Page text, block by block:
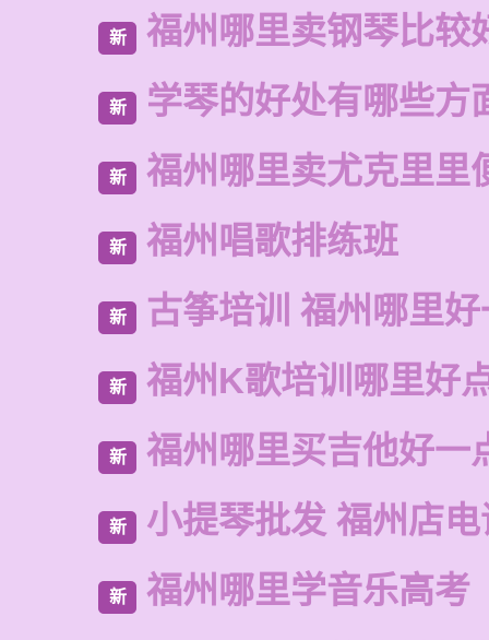
新 福州哪里卖钢琴比较
新 学琴的好处有哪些方
新 福州哪里卖尤克里里
新 福州唱歌排练班
新 古筝培训 福州哪里
新 福州K歌培训哪里好
新 福州哪里买吉他好一
新 小提琴批发 福州店
新 福州哪里学音乐高考